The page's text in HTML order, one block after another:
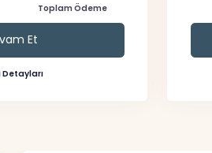
Toplam Ödeme
Et
Detayları